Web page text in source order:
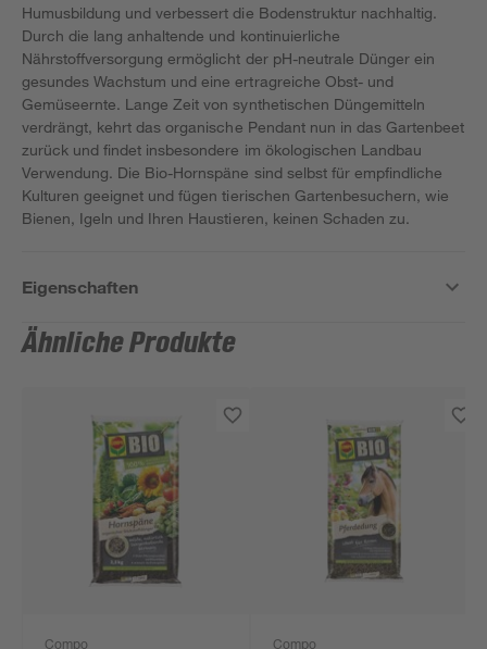
Humusbildung und verbessert die Bodenstruktur nachhaltig.
Durch die lang anhaltende und kontinuierliche
Nährstoffversorgung ermöglicht der pH-neutrale Dünger ein
gesundes Wachstum und eine ertragreiche Obst- und
Gemüseernte. Lange Zeit von synthetischen Düngemitteln
verdrängt, kehrt das organische Pendant nun in das Gartenbeet
zurück und findet insbesondere im ökologischen Landbau
Verwendung. Die Bio-Hornspäne sind selbst für empfindliche
Kulturen geeignet und fügen tierischen Gartenbesuchern, wie
Bienen, Igeln und Ihren Haustieren, keinen Schaden zu.
Eigenschaften
Ähnliche Produkte
Compo Compo